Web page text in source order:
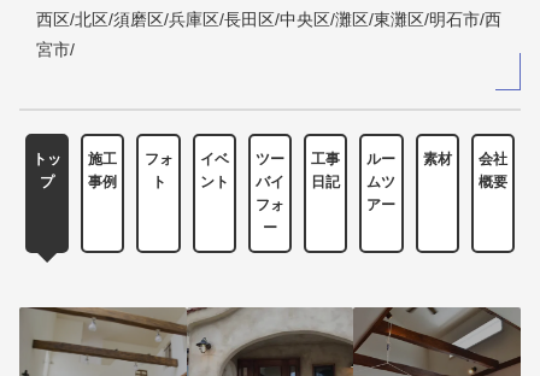
西区/北区/須磨区/兵庫区/長田区/中央区/灘区/東灘区/明石市/西
宮市/
トッ
プ
施工
事例
フォ
ト
イベ
ント
ツー
バイ
フォ
ー
工事
日記
ルー
ムツ
アー
素材
会社
概要